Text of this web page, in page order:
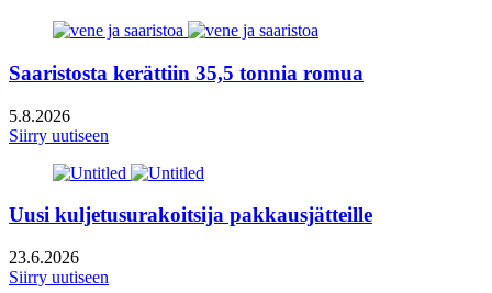
Saaristosta kerättiin 35,5 tonnia romua
5.8.2026
Siirry uutiseen
Uusi kuljetusurakoitsija pakkausjätteille
23.6.2026
Siirry uutiseen